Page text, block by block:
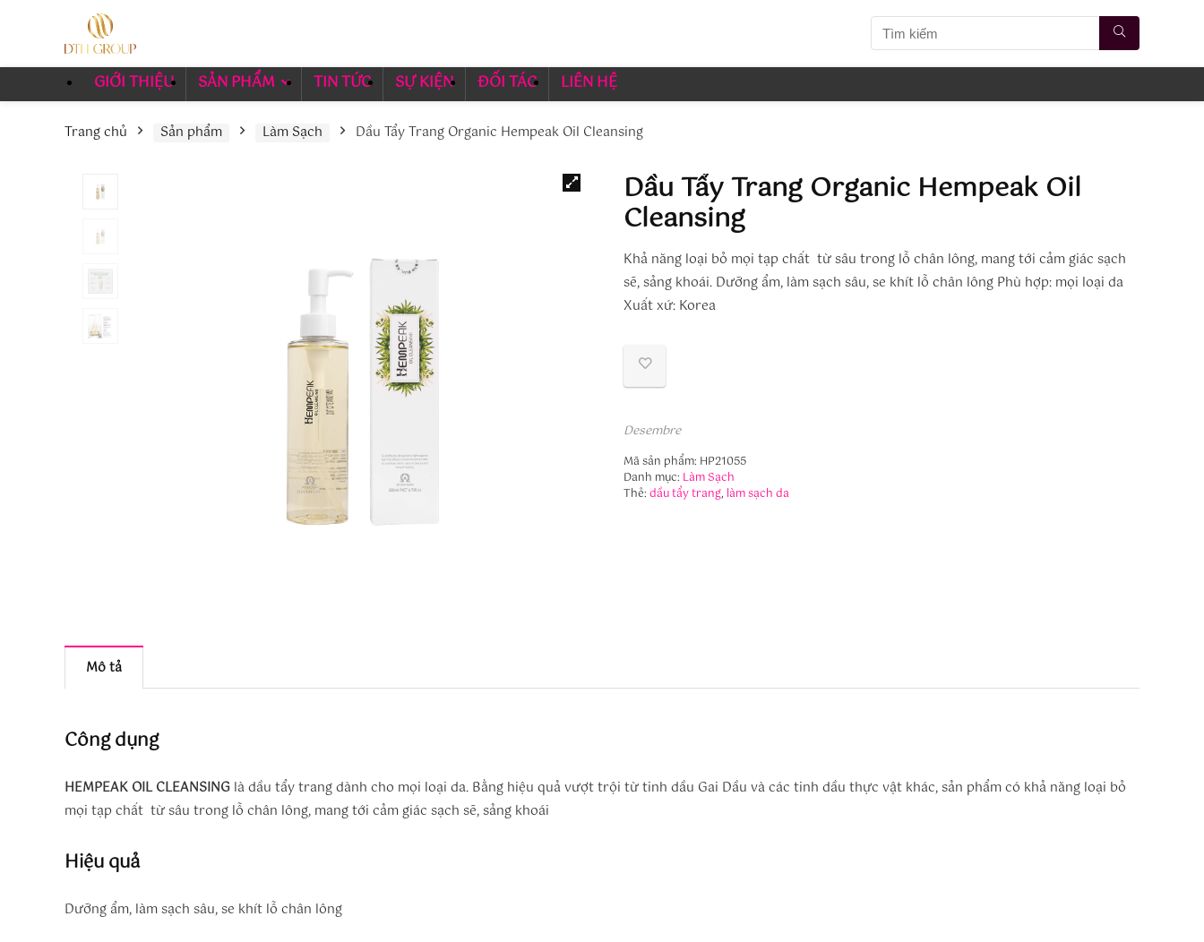
GIỚI THIỆU SẢN PHẨM TIN TỨC SỰ KIỆN ĐỐI TÁC LIÊN HỆ
Trang chủ Sản phẩm Làm Sạch Dầu Tẩy Trang Organic Hempeak Oil Cleansing
Dầu Tẩy Trang Organic Hempeak Oil
Cleansing
Khả năng loại bỏ mọi tạp chất từ sâu trong lỗ chân lông, mang tới cảm giác sạch
sẽ, sảng khoái. Dưỡng ẩm, làm sạch sâu, se khít lỗ chân lông Phù hợp: mọi loại da
Xuất xứ: Korea
Desembre
Mã sản phẩm: HP21055
Danh mục: Làm Sạch
Thẻ: dầu tẩy trang, làm sạch da
Mô tả
Công dụng
HEMPEAK OIL CLEANSING là dầu tẩy trang dành cho mọi loại da. Bằng hiệu quả vượt trội từ tinh dầu Gai Dầu và các tinh dầu thực vật khác, sản phẩm có khả năng loại bỏ
mọi tạp chất từ sâu trong lỗ chân lông, mang tới cảm giác sạch sẽ, sảng khoái
Hiệu quả
Dưỡng ẩm, làm sạch sâu, se khít lỗ chân lông